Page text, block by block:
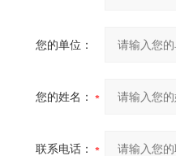
您的单位：
您的姓名：
联系电话：